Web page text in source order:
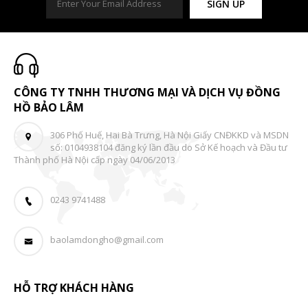
SIGN UP
CÔNG TY TNHH THƯƠNG MẠI VÀ DỊCH VỤ ĐỒNG
HỒ BẢO LÂM
306 Phố Huế, Hai Bà Trưng, Hà Nội Giấy CNĐKKD và MSDN
số: 0104938104 đăng ký lần đầu do Sở Kế hoạch và Đầu tư
Thành phố Hà Nội cấp ngày 04/06/2013
0243 9741488
baolamdongho@gmail.com
HỖ TRỢ KHÁCH HÀNG